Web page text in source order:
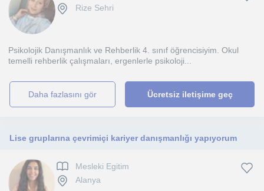
Rize Sehri
Psikolojik Danışmanlık ve Rehberlik 4. sınıf öğrencisiyim. Okul
temelli rehberlik çalışmaları, ergenlerle psikoloji...
daha fazlasını gör Ücretsiz iletişime geç
Lise gruplarına çevrimiçi kariyer danışmanlığı yapıyorum
Mesleki Egitim
Alanya